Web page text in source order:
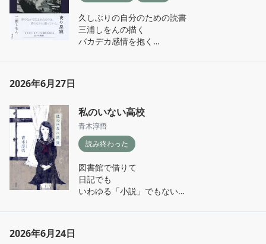
久しぶりの自分のための読書
三浦しをんの描く
バカデカ感情を抱く
2026年6月27日
私のいない高校
青木淳悟
読み終わった
図書館で借りて
日記でも
いわゆる「小説」でもない
2026年6月24日